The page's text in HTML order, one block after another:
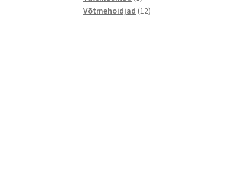
toode
Võtmehoidjad 1212